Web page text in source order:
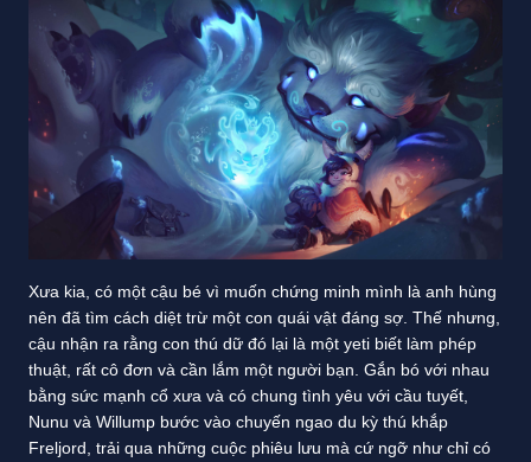
Xưa kia, có một cậu bé vì muốn chứng minh mình là anh hùng
nên đã tìm cách diệt trừ một con quái vật đáng sợ. Thế nhưng,
cậu nhận ra rằng con thú dữ đó lại là một yeti biết làm phép
thuật, rất cô đơn và cần lắm một người bạn. Gắn bó với nhau
bằng sức mạnh cổ xưa và có chung tình yêu với cầu tuyết,
Nunu và Willump bước vào chuyến ngao du kỳ thú khắp
Freljord, trải qua những cuộc phiêu lưu mà cứ ngỡ như chỉ có